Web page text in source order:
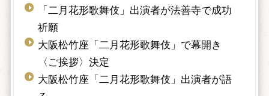
「二月花形歌舞伎」出演者が法善寺で成功
祈願
大阪松竹座「二月花形歌舞伎」で幕開き
〈ご挨拶〉決定
大阪松竹座「二月花形歌舞伎」出演者が語